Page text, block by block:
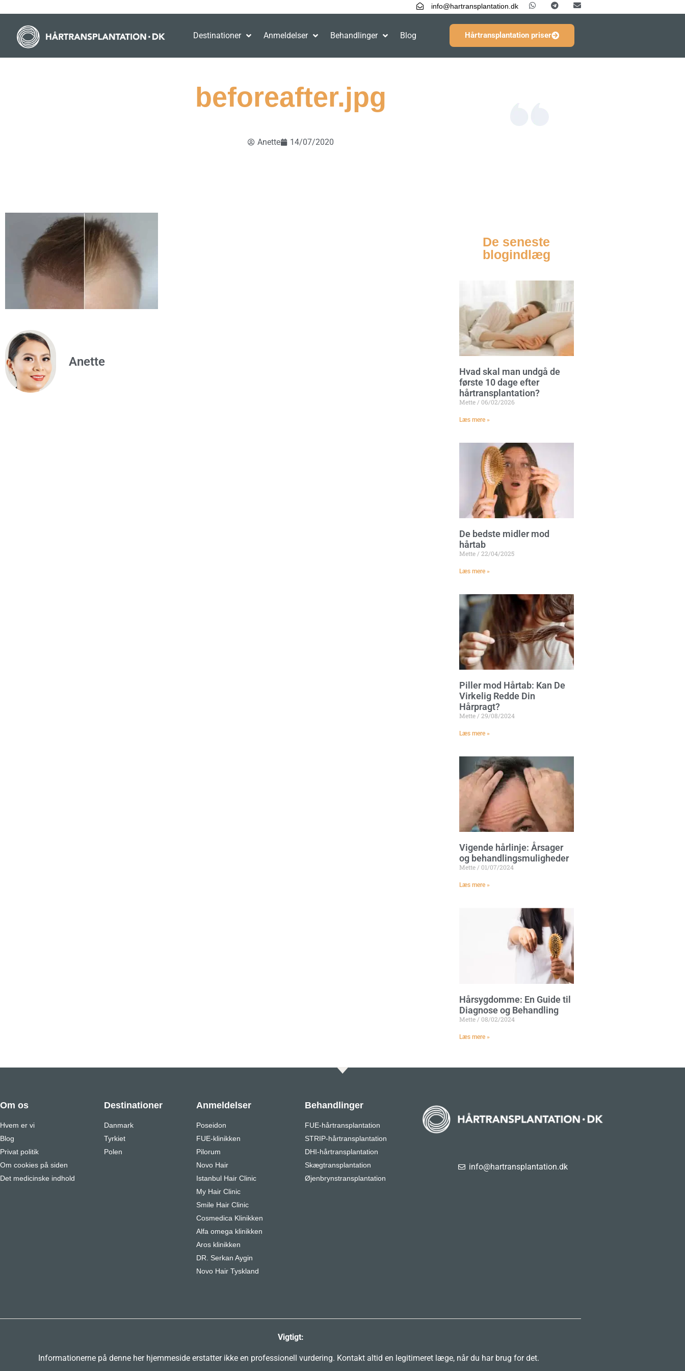
info@hartransplantation.dk
Destinationer Anmeldelser Behandlinger Blog Hårtransplantation priser
beforeafter.jpg
Anette 14/07/2020
Anette
De seneste
blogindlæg
Hvad skal man undgå de
første 10 dage efter
hårtransplantation?
Mette 06/02/2026
Læs mere »
De bedste midler mod
hårtab
Mette 22/04/2025
Læs mere »
Piller mod Hårtab: Kan De
Virkelig Redde Din
Hårpragt?
Mette 29/08/2024
Læs mere »
Vigende hårlinje: Årsager
og behandlingsmuligheder
Mette 01/07/2024
Læs mere »
Hårsygdomme: En Guide til
Diagnose og Behandling
Mette 08/02/2024
Læs mere »
Om os
Hvem er vi
Blog
Privat politik
Om cookies på siden
Det medicinske indhold
Destinationer
Danmark
Tyrkiet
Polen
Anmeldelser
Poseidon
FUE-klinikken
Pilorum
Novo Hair
Istanbul Hair Clinic
My Hair Clinic
Smile Hair Clinic
Cosmedica Klinikken
Alfa omega klinikken
Aros klinikken
DR. Serkan Aygin
Novo Hair Tyskland
Behandlinger
FUE-hårtransplantation
STRIP-hårtransplantation
DHI-hårtransplantation
Skægtransplantation
Øjenbrynstransplantation
info@hartransplantation.dk
Vigtigt:
Informationerne på denne her hjemmeside erstatter ikke en professionell vurdering. Kontakt altid en legitimeret læge, når du har brug for det.